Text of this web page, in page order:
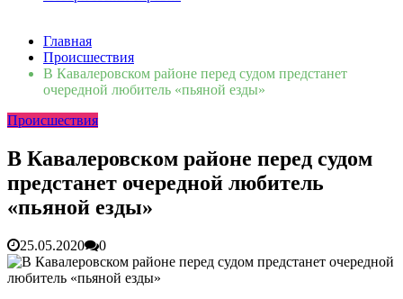
Сломалась бытовая техника во Владивостоке: как
быстро вернуть комфорт в дом и из... 06.08.2026
Мобильная реклама на общественном транспорте: как
Во Владивостоке найдут хозяев незаконных сбросов в
Зарядка с полицейскими, бои кудо и семафорная азбука:
во Владивостоке прошла мас...07.07.2026
Вельгодский Олег Николаевич15.03.2026
Бочин Сергей Витальевич
Ходнева Василиса Валентиновна
Аксенов Александр Валентинович
Русинов Денис Александрович15.03.2026
Главная
Происшествия
В Кавалеровском районе перед судом предстанет
очередной любитель «пьяной езды»
Происшествия
В Кавалеровском районе перед судом
предстанет очередной любитель
«пьяной езды»
25.05.2020 0